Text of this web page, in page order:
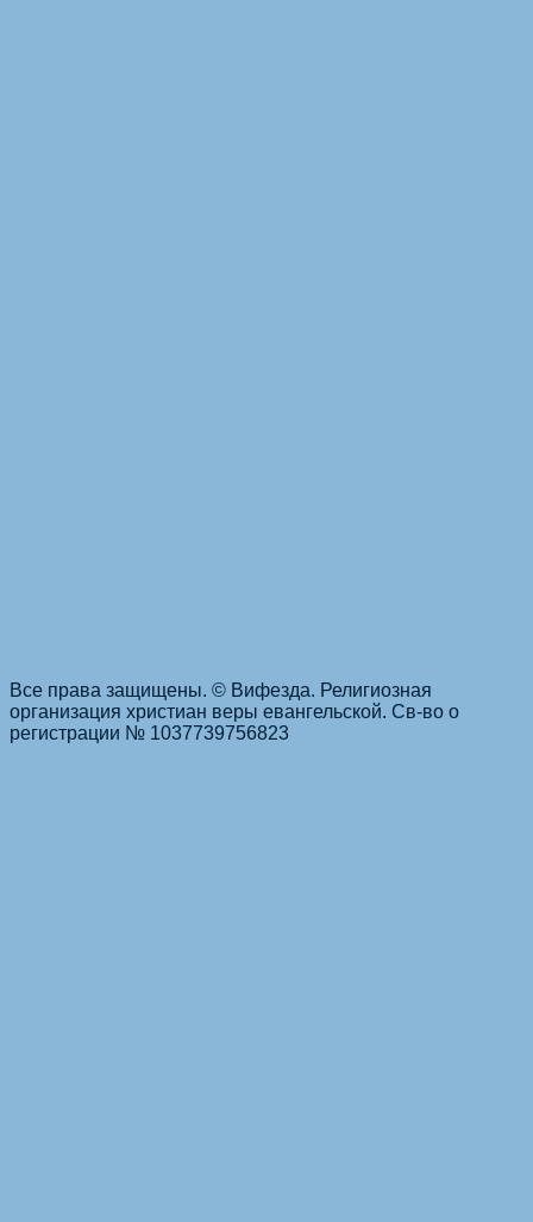
Все права защищены. © Вифезда. Религиозная
организация христиан веры евангельской. Св-во о
регистрации № 1037739756823